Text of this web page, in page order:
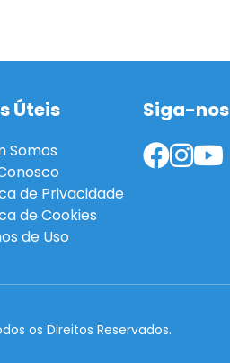
Úteis
Somos
de Privacidade
de Cookies
de Uso
Siga-nos
os Direitos Reservados.